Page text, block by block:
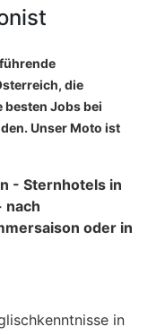
die
Jobs bei
Unser Moto ist
- Sternhotels in
nach
oder in
in